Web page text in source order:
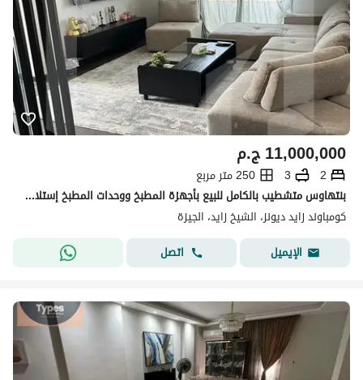
ج.م11,000,000
2
3
250 متر مربع
بنتهاوس متشطيب بالكامل للبيع بأجهزة المطبخ ووحدات المطبخ إستلام فوري في زايد ديونز كومبلكس, الشيخ زايد . . . . . . . . . . . . . . . . .
كومباوند زايد ديونز، الشيخ زايد، الجيزة
الإيميل
اتصل